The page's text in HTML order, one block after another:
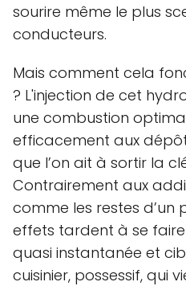
sourire même le plus
conducteurs.
Mais comment cela
? L'injection de cet
une combustion
efficacement aux
que l’on ait à sortir la
Contrairement aux
comme les restes d’un
effets tardent à se faire
quasi instantanée et
cuisinier, possessif, qui